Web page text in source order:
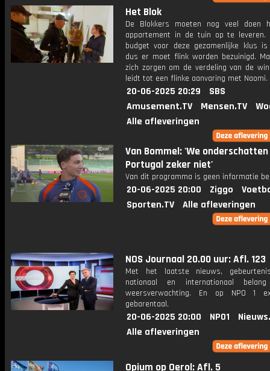
Het Blok
De Blokkers moeten nog veel doen
appartement in de tuin op te leveren.
budget voor deze gezamenlijke klus
dus er moet flink worden bezuinigd.
zich zorgen om de verdeling van de
leidt tot een flinke aanvaring met Naomi.
20-06-2025 20:29
SBS
Amusement.TV
Mensen.TV
Alle afleveringen
Van Bommel: 'We onderschatten
Portugal zeker niet'
Van dit programma is geen informatie
20-06-2025 20:00 Ziggo
Sporten.TV
Alle afleveringen
NOS Journaal 20.00 uur: Afl. 123
Met het laatste nieuws,
nationaal en internationaal
weersverwachting. En op NPO 1
gebarentaal.
20-06-2025 20:00 NPO1
Alle afleveringen
Opium op Oerol: Afl. 5